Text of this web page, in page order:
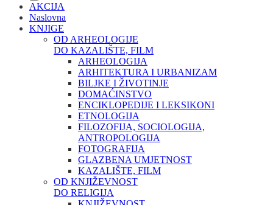
AKCIJA
Naslovna
KNJIGE
OD ARHEOLOGIJE
DO KAZALIŠTE, FILM
ARHEOLOGIJA
ARHITEKTURA I URBANIZAM
BILJKE I ŽIVOTINJE
DOMAĆINSTVO
ENCIKLOPEDIJE I LEKSIKONI
ETNOLOGIJA
FILOZOFIJA, SOCIOLOGIJA,
ANTROPOLOGIJA
FOTOGRAFIJA
GLAZBENA UMJETNOST
KAZALIŠTE, FILM
OD KNJIŽEVNOST
DO RELIGIJA